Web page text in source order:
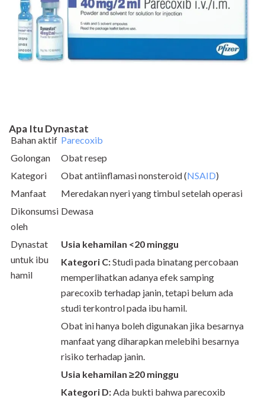
Apa Itu Dynastat
Bahan aktif Parecoxib
Golongan
Obat resep
Kategori
Obat antiinflamasi nonsteroid (NSAID)
Manfaat
Meredakan nyeri yang timbul setelah operasi
Dikonsumsi
oleh
Dewasa
Dynastat
untuk ibu
hamil
Usia kehamilan <20 minggu
Kategori C:Studi pada binatang percobaan
memperlihatkan adanya efek samping
parecoxib terhadap janin, tetapi belum ada
studi terkontrol pada ibu hamil.
Obat ini hanya boleh digunakan jika besarnya
manfaat yang diharapkan melebihi besarnya
risiko terhadap janin.
Usia kehamilan ≥20 minggu
Kategori D:Ada bukti bahwa parecoxib